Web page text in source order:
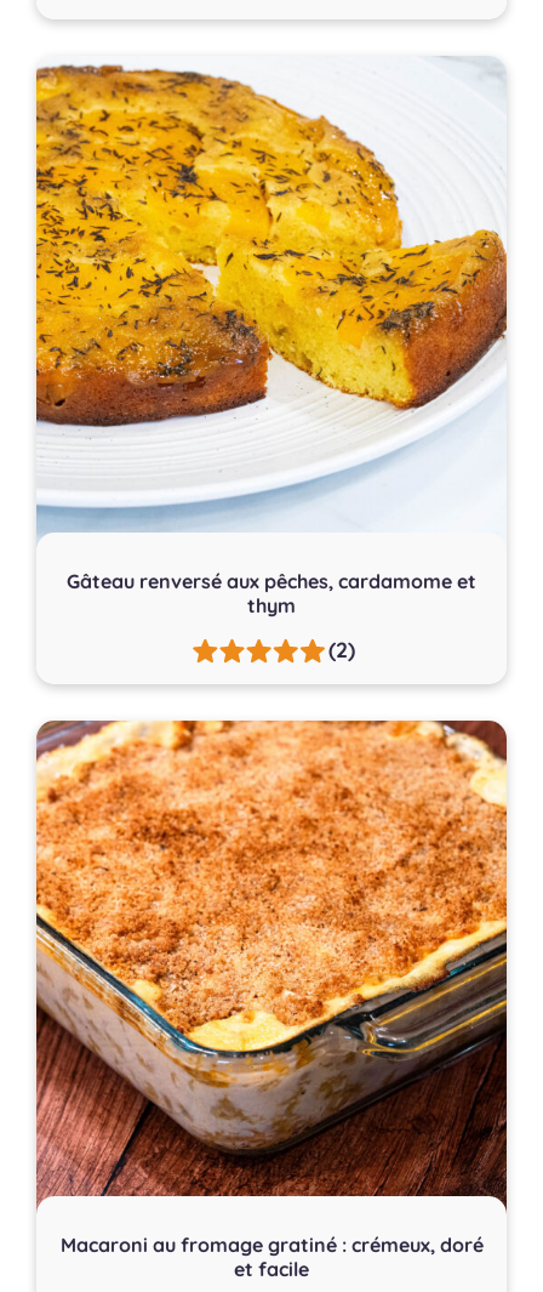
Gâteau renversé aux pêches, cardamome et
thym
(2)
Macaroni au fromage gratiné : crémeux, doré
et facile